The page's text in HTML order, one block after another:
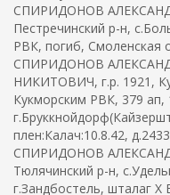
СПИРИДОНОВ
Пестречинский р-н,
РВК, погиб, Смоленская
СПИРИДОНОВ
НИКИТОВИЧ, г.р. 1921,
Кукморским РВК, 379 ап,
плен:Калач:10.8.42,
СПИРИДОНОВ
Тюлячинский р-н,
г.Зандбостель, шталаг